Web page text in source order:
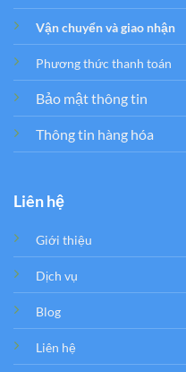
Vận chuyển và giao nhận
Phương thức thanh toán
Bảo mật thông tin
Thông tin hàng hóa
Liên hệ
Giới thiệu
Dịch vụ
Blog
Liên hệ